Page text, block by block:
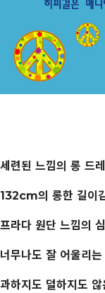
세련된 느낌의 롱 드
132cm의 롱한 길이
프라다 원단 느낌의
너무나도 잘 어울리
과하지도 덜하지도